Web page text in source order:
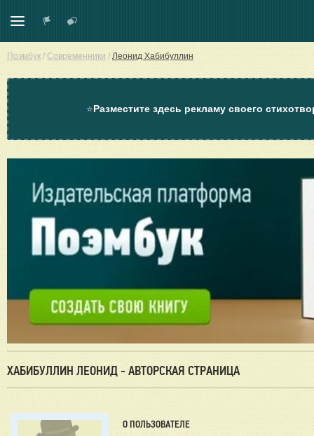
Поэмбук / Современники / Леонид Хабибуллин
⭐Разместите здесь рекламу своего
ХАБИБУЛЛИН ЛЕОНИД - АВТОРСКАЯ СТРАНИЦА
О ПОЛЬЗОВАТЕЛЕ